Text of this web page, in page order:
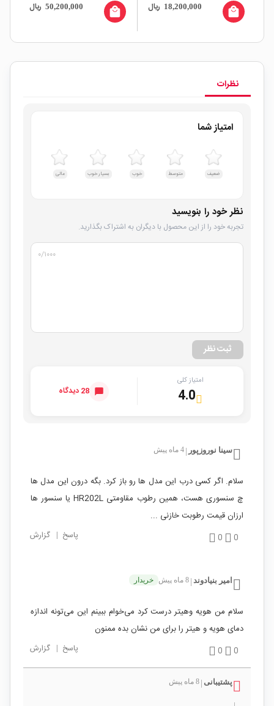
18,200,000 ریال local_mall
50,200,000 ریال local_mall
نظرات
امتیاز شما
ضعیف متوسط خوب بسیار خوب عالی
نظر خود را بنویسید
تجربه خود را از این محصول با دیگران به اشتراک بگذارید.
۰/۱۰۰۰
ثبت نظر
امتیاز کلی
4.0 28 دیدگاه
سینا نوروزپور 4 ماه پیش
سلام. اگر کسی درب این مدل ها رو باز کرد. بگه درون این مدل ها
چ سنسوری هست، همین رطوب مقاومتی HR202L یا سنسور ها
ارزان قیمت رطوبت خازنی ...
0
0 پاسخ | گزارش
امیر بنیادوند 8 ماه پیش خریدار
سلام من هویه وهیتر درست کرد می‌خوام ببینم این می‌تونه اندازه
دمای هویه و هیتر را برای من نشان بده ممنون
0
0 پاسخ | گزارش
پشتیبانی 8 ماه پیش